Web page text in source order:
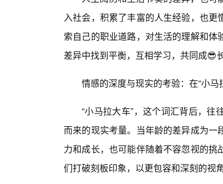
入社会，积累了丰富的人生经验，也
索自己的职业道路，对生活的理解和
差异中找到平衡，互相学习，共同成😎
情感的深度与现实的考验：在“小
“小马拉大车”，这个词汇背后，
而来的现实考量。当年龄的差异成为
力和成长，也可能伴随着不容忽视的
们打破刻板印象，以更包容和深刻的视